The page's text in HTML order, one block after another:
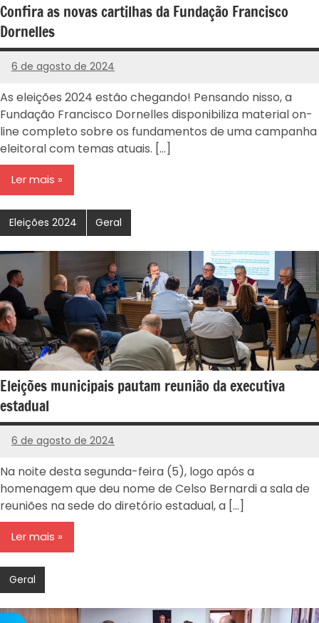
Confira as novas cartilhas da Fundação Francisco
Dornelles
6 de agosto de 2024
PROGRESSISTAS
-
RS
As eleições 2024 estão chegando! Pensando nisso, a
Fundação Francisco Dornelles disponibiliza material on-
line completo sobre os fundamentos de uma campanha
eleitoral com temas atuais. […]
Ler mais
Eleições 2024 Geral
Eleições municipais pautam reunião da executiva
estadual
6 de agosto de 2024
PROGRESSISTAS
-
RS
Na noite desta segunda-feira (5), logo após a
homenagem que deu nome de Celso Bernardi a sala de
reuniões na sede do diretório estadual, a […]
Ler mais
Geral